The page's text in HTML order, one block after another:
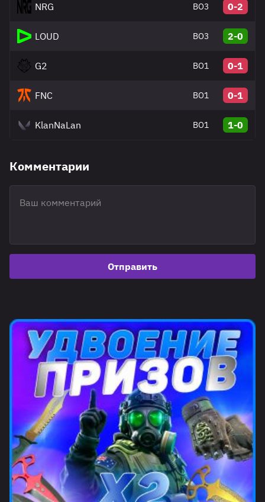
NRG BO3 0-2
LOUD BO3 2-0
G2 BO1 0-1
FNC BO1 0-1
KlanNaLan BO1 1-0
Комментарии
Отправить